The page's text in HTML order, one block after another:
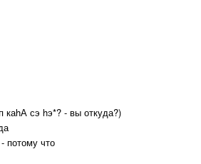
каhА сэ hэ*? - вы откуда?)
потому что